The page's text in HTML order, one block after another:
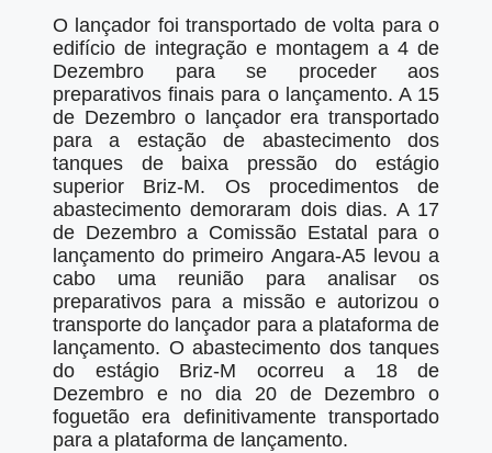
O lançador foi transportado de volta para o
edifício de integração e montagem a 4 de
Dezembro para se proceder aos
preparativos finais para o lançamento. A 15
de Dezembro o lançador era transportado
para a estação de abastecimento dos
tanques de baixa pressão do estágio
superior Briz-M. Os procedimentos de
abastecimento demoraram dois dias. A 17
de Dezembro a Comissão Estatal para o
lançamento do primeiro Angara-A5 levou a
cabo uma reunião para analisar os
preparativos para a missão e autorizou o
transporte do lançador para a plataforma de
lançamento. O abastecimento dos tanques
do estágio Briz-M ocorreu a 18 de
Dezembro e no dia 20 de Dezembro o
foguetão era definitivamente transportado
para a plataforma de lançamento.